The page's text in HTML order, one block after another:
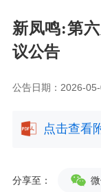
新凤鸣:第
议公告
公告日期：2026-
点击查看
分享至：